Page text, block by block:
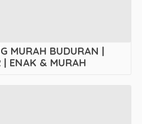
MURAH BUDURAN |
ENAK & MURAH